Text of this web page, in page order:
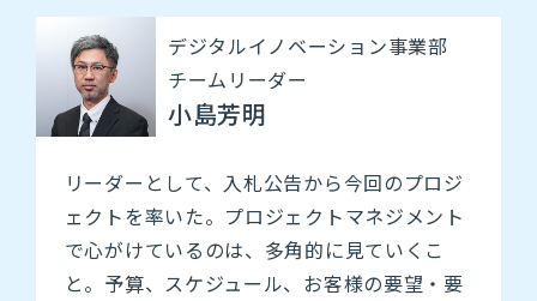
デジタルイノベーション事業部
チームリーダー
小島芳明
リーダーとして、入札公告から今回のプロジ
ェクトを率いた。プロジェクトマネジメント
で心がけているのは、多角的に見ていくこ
と。予算、スケジュール、お客様の要望・要